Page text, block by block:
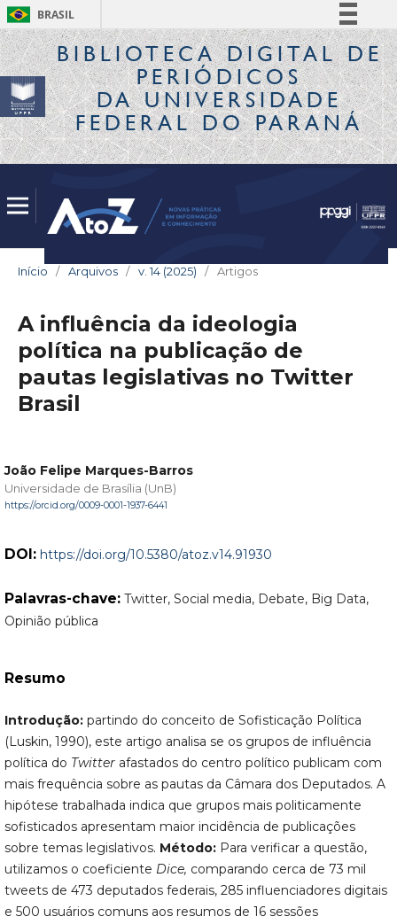
BRASIL
Simplifique!
Comunica BR
Participe
Acesso à informação
Legislação
BIBLIOTECA DIGITALDE
PERIÓDICOS
DA UNIVERSIDADE
FEDERAL DO PARANÁ
Início / Arquivos / v. 14 (2025) / Artigos
A influência da ideologia
política na publicação de
pautas legislativas no Twitter
Brasil
João Felipe Marques-Barros
Universidade de Brasília (UnB)
https://orcid.org/0009-0001-1937-6441
DOI: https://doi.org/10.5380/atoz.v14.91930
Palavras-chave: Twitter, Social media, Debate, Big Data,
Opinião pública
Resumo
Introdução:partindo do conceito de Sofisticação Política
(Luskin, 1990), este artigo analisa se os grupos de influência
política do Twitter afastados do centro político publicam com
mais frequência sobre as pautas da Câmara dos Deputados. A
hipótese trabalhada indica que grupos mais politicamente
sofisticados apresentam maior incidência de publicações
sobre temas legislativos. Método: Para verificar a questão,
utilizamos o coeficiente Dice, comparando cerca de 73 mil
tweets de 473 deputados federais, 285 influenciadores digitais
e 500 usuários comuns aos resumos de 16 sessões